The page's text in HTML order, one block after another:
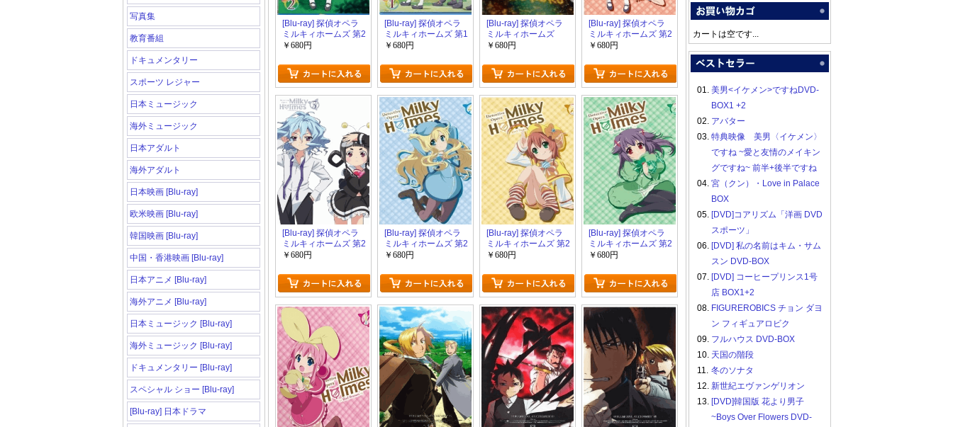
写真集
教育番組
ドキュメンタリー
スポーツ レジャー
日本ミュージック
海外ミュージック
日本アダルト
海外アダルト
日本映画 [Blu-ray]
欧米映画 [Blu-ray]
韓国映画 [Blu-ray]
中国・香港映画 [Blu-ray]
日本アニメ [Blu-ray]
海外アニメ [Blu-ray]
日本ミュージック [Blu-ray]
海外ミュージック [Blu-ray]
ドキュメンタリー [Blu-ray]
スペシャル ショー [Blu-ray]
[Blu-ray] 日本ドラマ
[Blu-ray] 探偵オペラ
ミルキィホームズ 第2
巻
￥680円
[Blu-ray] 探偵オペラ
ミルキィホームズ 第1
巻
￥680円
[Blu-ray] 探偵オペラ
ミルキィホームズ
SS~さようなら、小
グッドバイ・フォー
エバーよ永遠
に・・・
￥680円
[Blu-ray] 探偵オペラ
ミルキィホームズ 第2
幕 第6巻
￥680円
[Blu-ray] 探偵オペラ
ミルキィホームズ 第2
幕 第5巻
￥680円
[Blu-ray] 探偵オペラ
ミルキィホームズ 第2
幕 第4巻
￥680円
[Blu-ray] 探偵オペラ
ミルキィホームズ 第2
幕 第3巻
￥680円
[Blu-ray] 探偵オペラ
ミルキィホームズ 第2
幕 第2巻
￥680円
カートは空です...
01. 美男<イケメン>ですねDVD-
BOX1 +2
02. アバター
03. 特典映像 美男〈イケメン〉
ですね ~愛と友情のメイキン
グですね~ 前半+後半ですね
04. 宮（クン）・Love in Palace
BOX
05. [DVD]コアリズム「洋画 DVD
スポーツ」
06. [DVD] 私の名前はキム・サム
スン DVD-BOX
07. [DVD] コーヒープリンス1号
店 BOX1+2
08. FIGUREROBICS チョン ダヨ
ン フィギュアロビク
09. フルハウス DVD-BOX
10. 天国の階段
11. 冬のソナタ
12. 新世紀エヴァンゲリオン
13. [DVD]韓国版 花より男子
~Boys Over Flowers DVD-